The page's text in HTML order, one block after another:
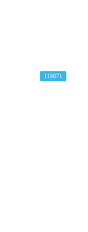
116071